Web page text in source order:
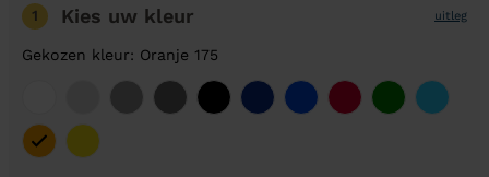
1 Kies uw kleur uitleg
Gekozen kleur: Oranje 175